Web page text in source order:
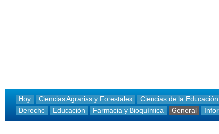
Hoy Ciencias Agrarias y Forestales
Ciencias de la Educación
Derecho
Educación Farmacia y Bioquímica General